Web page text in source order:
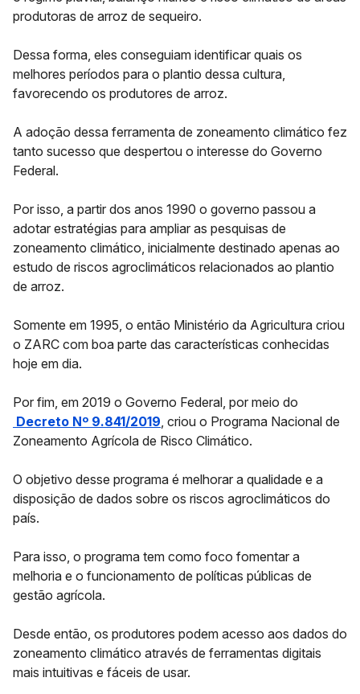
produtoras de arroz de sequeiro.
Dessa forma, eles conseguiam identificar quais os
melhores períodos para o plantio dessa cultura,
favorecendo os produtores de arroz.
A adoção dessa ferramenta de zoneamento climático fez
tanto sucesso que despertou o interesse do Governo
Federal.
Por isso, a partir dos anos 1990 o governo passou a
adotar estratégias para ampliar as pesquisas de
zoneamento climático, inicialmente destinado apenas ao
estudo de riscos agroclimáticos relacionados ao plantio
de arroz.
Somente em 1995, o então Ministério da Agricultura criou
o ZARC com boa parte das características conhecidas
hoje em dia.
Por fim, em 2019 o Governo Federal, por meio do
Decreto Nº 9.841/2019, criou o Programa Nacional de
Zoneamento Agrícola de Risco Climático.
O objetivo desse programa é melhorar a qualidade e a
disposição de dados sobre os riscos agroclimáticos do
país.
Para isso, o programa tem como foco fomentar a
melhoria e o funcionamento de políticas públicas de
gestão agrícola.
Desde então, os produtores podem acesso aos dados do
zoneamento climático através de ferramentas digitais
mais intuitivas e fáceis de usar.